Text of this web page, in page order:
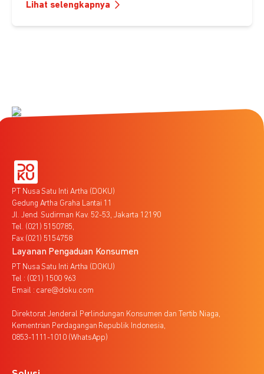
Lihat selengkapnya
PT Nusa Satu Inti Artha (DOKU)
Gedung Artha Graha Lantai 11
Jl. Jend. Sudirman Kav. 52-53, Jakarta 12190
Tel. (021) 5150785,
Fax (021) 5154758
Layanan Pengaduan Konsumen
PT Nusa Satu Inti Artha (DOKU)
Tel : (021) 1500 963
Email : care@doku.com
Direktorat Jenderal Perlindungan Konsumen dan Tertib Niaga,
Kementrian Perdagangan Republik Indonesia,
0853-1111-1010 (WhatsApp)